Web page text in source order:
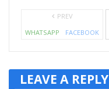
PREV
WHATSAPP
FACEBOOK
LEAVE A REPLY